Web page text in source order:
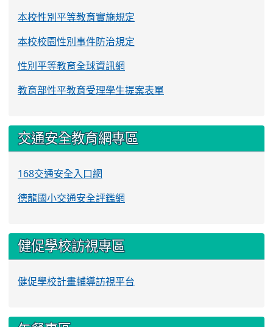
本校性別平等教育實施規定
本校校園性別事件防治規定
性別平等教育全球資訊網
教育部性平教育受理學生提案表單
交通安全教育網專區
168交通安全入口網
德龍國小交通安全評鑑網
健促學校訪視專區
健促學校計畫輔導訪視平台